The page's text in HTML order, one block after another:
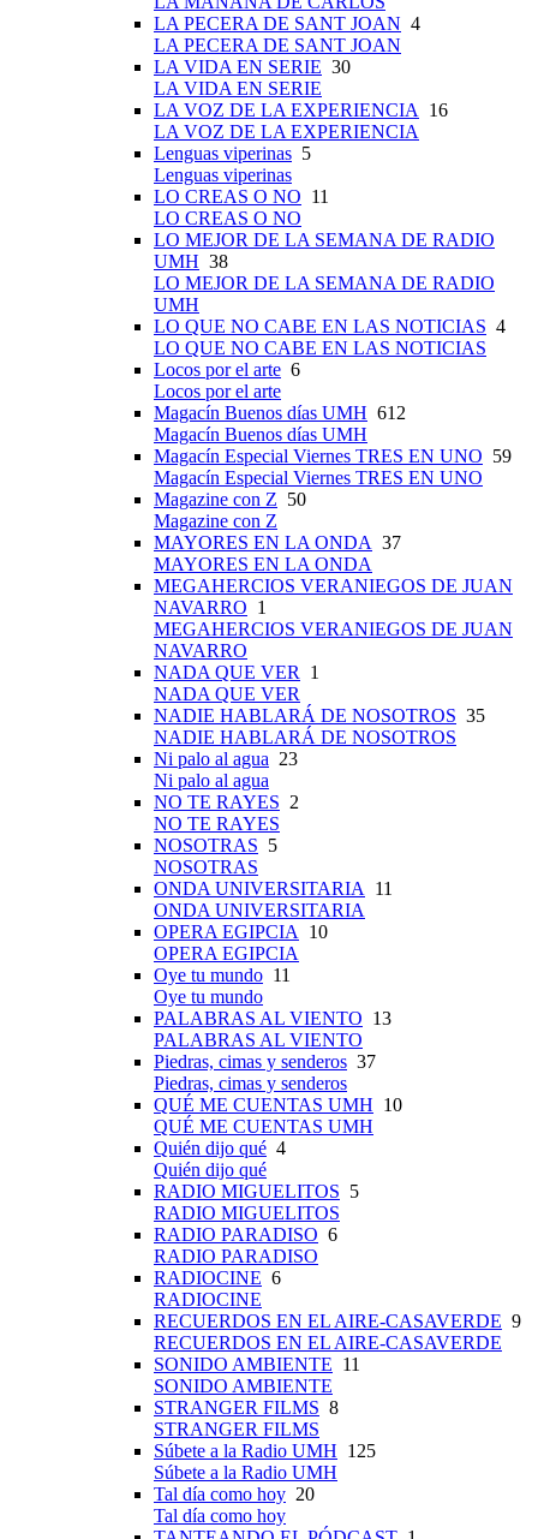
LA PECERA DE SANT JOAN 4
LA PECERA DE SANT JOAN
LA VIDA EN SERIE 30
LA VIDA EN SERIE
LA VOZ DE LA EXPERIENCIA
16
LA VOZ DE LA EXPERIENCIA
Lenguas viperinas 5
Lenguas viperinas
LO CREAS O NO 11
LO CREAS O NO
LO MEJOR DE LA SEMANA DE RADIO
UMH 38
LO MEJOR DE LA SEMANA DE RADIO
UMH
LO QUE NO CABE EN LAS NOTICIAS 4
LO QUE NO CABE EN LAS NOTICIAS
Locos por el arte 6
Locos por el arte
Magacín Buenos días UMH 612
Magacín Buenos días UMH
Magacín Especial Viernes TRES EN UNO 59
Magacín Especial Viernes TRES EN UNO
Magazine con Z 50
Magazine con Z
MAYORES EN LA ONDA 37
MAYORES EN LA ONDA
MEGAHERCIOS VERANIEGOS DE JUAN
NAVARRO 1
MEGAHERCIOS VERANIEGOS DE JUAN
NAVARRO
NADA QUE VER
1
NADA QUE VER
NADIE HABLARÁ DE NOSOTROS 35
NADIE HABLARÁ DE NOSOTROS
Ni palo al agua 23
Ni palo al agua
NO TE RAYES 2
NO TE RAYES
NOSOTRAS 5
NOSOTRAS
ONDA UNIVERSITARIA
11
ONDA UNIVERSITARIA
OPERA EGIPCIA
10
OPERA EGIPCIA
Oye tu mundo 11
Oye tu mundo
PALABRAS AL VIENTO 13
PALABRAS AL VIENTO
Piedras, cimas y senderos 37
Piedras, cimas y senderos
QUÉ ME CUENTAS UMH 10
QUÉ ME CUENTAS UMH
Quién dijo qué 4
Quién dijo qué
RADIO MIGUELITOS 5
RADIO MIGUELITOS
RADIO PARADISO 6
RADIO PARADISO
RADIOCINE 6
RADIOCINE
RECUERDOS EN EL AIRE-CASAVERDE 9
RECUERDOS EN EL AIRE-CASAVERDE
SONIDO AMBIENTE 11
SONIDO AMBIENTE
STRANGER FILMS 8
STRANGER FILMS
Súbete a la Radio UMH 125
Súbete a la Radio UMH
Tal día como hoy 20
Tal día como hoy